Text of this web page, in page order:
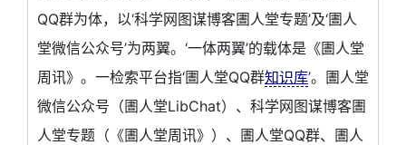
QQ群为体，以‘科学网图谋博客圕人堂专题’及‘圕人
堂微信公众号’为两翼。‘一体两翼’的载体是《圕人堂
周讯》。一检索平台指‘圕人堂QQ群知识库’。圕人堂
微信公众号（圕人堂LibChat）、科学网图谋博客圕
人堂专题（《圕人堂周讯》）、圕人堂QQ群、圕人